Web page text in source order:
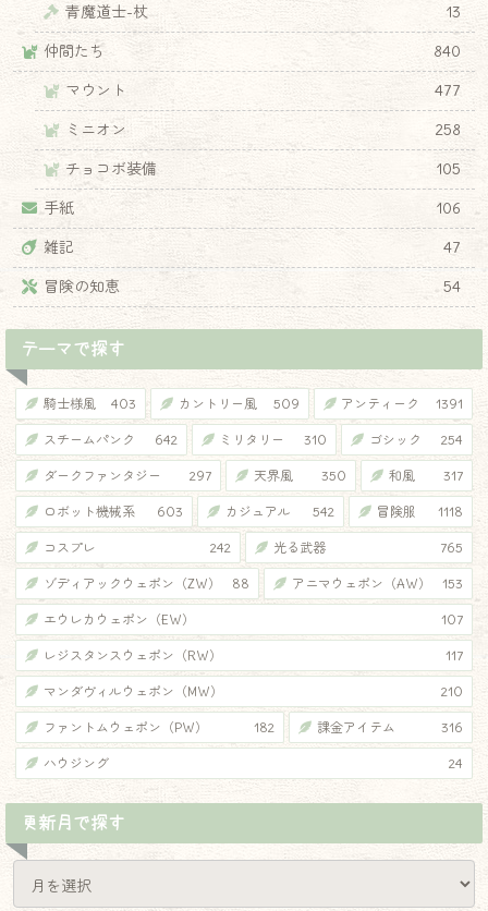
青魔道士-杖
13
仲間たち
840
マウント
477
ミニオン
258
チョコボ装備
105
手紙
106
雑記
47
冒険の知恵
54
テーマで探す
騎士様風 403 カントリー風 509 アンティーク 1391
スチームパンク 642 ミリタリー 310 ゴシック 254
ダークファンタジー 297 天界風 350 和風 317
ロボット機械系 603 カジュアル 542 冒険服 1118
コスプレ 242 光る武器 765
ゾディアックウェポン（ZW） 88 アニマウェポン（AW） 153
エウレカウェポン（EW） 107
レジスタンスウェポン（RW） 117
マンダヴィルウェポン（MW） 210
ファントムウェポン（PW） 182 課金アイテム 316
ハウジング 24
更新月で探す